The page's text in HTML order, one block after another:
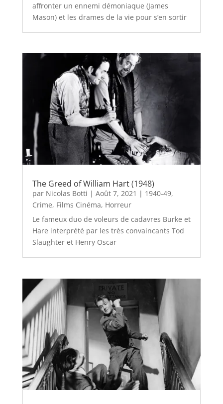
affronter un ennemi démoniaque (James
Mason) et les drames de la vie pour s’en sortir
The Greed of William Hart (1948)
par Nicolas Botti | Août 7, 2021 | 1940-49,
Crime, Films Cinéma, Horreur
Le fameux duo de voleurs de cadavres Burke et
Hare interprété par les très convaincants Tod
Slaughter et Henry Oscar